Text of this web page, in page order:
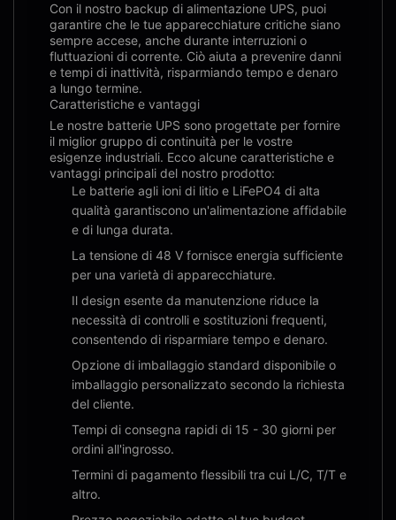
Con il nostro backup di alimentazione UPS, puoi
garantire che le tue apparecchiature critiche siano
sempre accese, anche durante interruzioni o
fluttuazioni di corrente. Ciò aiuta a prevenire danni
e tempi di inattività, risparmiando tempo e denaro
a lungo termine.
Caratteristiche e vantaggi
Le nostre batterie UPS sono progettate per fornire
il miglior gruppo di continuità per le vostre
esigenze industriali. Ecco alcune caratteristiche e
vantaggi principali del nostro prodotto:
Le batterie agli ioni di litio e LiFePO4 di alta
qualità garantiscono un'alimentazione affidabile
e di lunga durata.
La tensione di 48 V fornisce energia sufficiente
per una varietà di apparecchiature.
Il design esente da manutenzione riduce la
necessità di controlli e sostituzioni frequenti,
consentendo di risparmiare tempo e denaro.
Opzione di imballaggio standard disponibile o
imballaggio personalizzato secondo la richiesta
del cliente.
Tempi di consegna rapidi di 15 - 30 giorni per
ordini all'ingrosso.
Termini di pagamento flessibili tra cui L/C, T/T e
altro.